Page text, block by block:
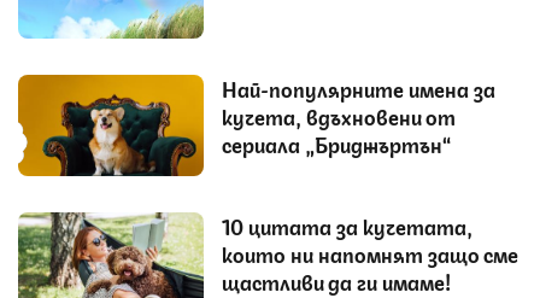
Най-популярните имена за
кучета, вдъхновени от
сериала „Бриджъртън“
10 цитата за кучетата,
които ни напомнят защо сме
щастливи да ги имаме!